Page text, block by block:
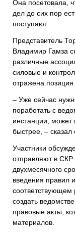
Она посетовала,
дел до сих пор
поступают.
Представитель
Владимир Гамза
различные
силовые и
отражена
– Уже сейчас
поработать с
инстанции, может
быстрее, – сказал
Участники
отправляют в СКР
двухмесячного
введения правил
соответствующем
создать
правовые акты,
материалов.